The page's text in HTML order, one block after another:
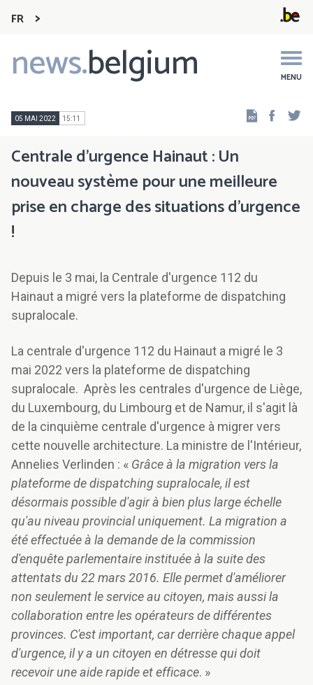
FR
news.belgium MENU
Main
navigation
05 MAI 2022 15:11
Centrale d'urgence Hainaut : Un
nouveau système pour une meilleure
prise en charge des situations d'urgence
!
Depuis le 3 mai, la Centrale d'urgence 112 du
Hainaut a migré vers la plateforme de dispatching
supralocale.
La centrale d'urgence 112 du Hainaut a migré le 3
mai 2022 vers la plateforme de dispatching
supralocale. Après les centrales d'urgence de Liège,
du Luxembourg, du Limbourg et de Namur, il s'agit là
de la cinquième centrale d'urgence à migrer vers
cette nouvelle architecture. La ministre de l'Intérieur,
Annelies Verlinden : « Grâce à la migration vers la
plateforme de dispatching supralocale, il est
désormais possible d'agir à bien plus large échelle
qu'au niveau provincial uniquement. La migration a
été effectuée à la demande de la commission
d'enquête parlementaire instituée à la suite des
attentats du 22 mars 2016. Elle permet d'améliorer
non seulement le service au citoyen, mais aussi la
collaboration entre les opérateurs de différentes
provinces. C'est important, car derrière chaque appel
d'urgence, il y a un citoyen en détresse qui doit
recevoir une aide rapide et efficace. »